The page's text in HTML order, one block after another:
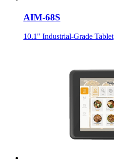
AIM-68S
10.1" Industrial-Grade Tablet